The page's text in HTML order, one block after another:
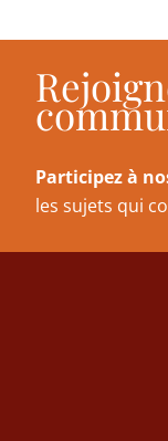
Participez à
les sujets qui